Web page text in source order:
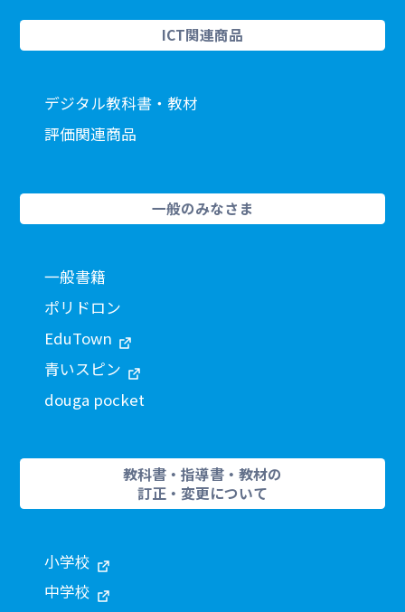
ICT関連商品
デジタル教科書・教材
評価関連商品
一般のみなさま
一般書籍
ポリドロン
EduTown
青いスピン
douga pocket
教科書・指導書・教材の
訂正・変更について
小学校
中学校